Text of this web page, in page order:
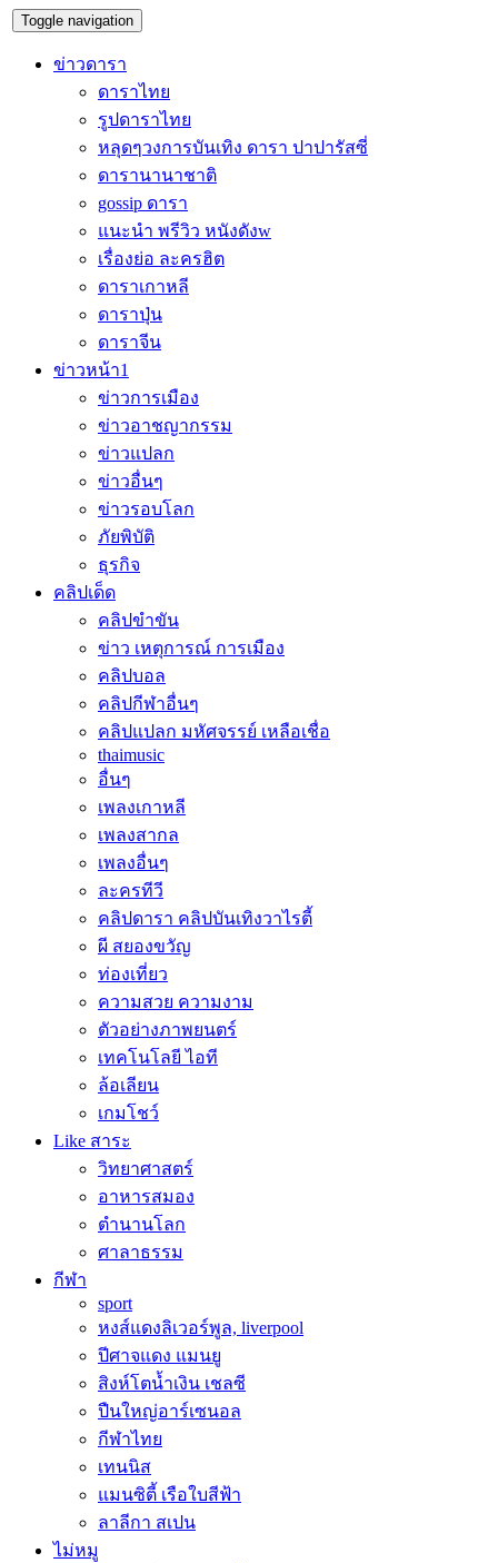
Toggle navigation
ข่าวดารา
ดาราไทย
รูปดาราไทย
หลุดๆวงการบันเทิง ดารา ปาปารัสซี่
ดารานานาชาติ
gossip ดารา
แนะนำ พรีวิว หนังดังw
เรื่องย่อ ละครฮิต
ดาราเกาหลี
ดาราปุ่น
ดาราจีน
ข่าวหน้า1
ข่าวการเมือง
ข่าวอาชญากรรม
ข่าวแปลก
ข่าวอื่นๆ
ข่าวรอบโลก
ภัยพิบัติ
ธุรกิจ
คลิปเด็ด
คลิปขำขัน
ข่าว เหตุการณ์ การเมือง
คลิปบอล
คลิปกีฬาอื่นๆ
คลิปแปลก มหัศจรรย์ เหลือเชื่อ
thaimusic
อื่นๆ
เพลงเกาหลี
เพลงสากล
เพลงอื่นๆ
ละครทีวี
คลิปดารา คลิปบันเทิงวาไรตี้
ผี สยองขวัญ
ท่องเที่ยว
ความสวย ความงาม
ตัวอย่างภาพยนตร์
เทคโนโลยี ไอที
ล้อเลียน
เกมโชว์
Like สาระ
วิทยาศาสตร์
อาหารสมอง
ตำนานโลก
ศาลาธรรม
กีฬา
sport
หงส์แดงลิเวอร์พูล, liverpool
ปีศาจแดง แมนยู
สิงห์โตน้ำเงิน เชลซี
ปืนใหญ่อาร์เซนอล
กีฬาไทย
เทนนิส
แมนซิตี้ เรือใบสีฟ้า
ลาลีกา สเปน
ไม่หมู